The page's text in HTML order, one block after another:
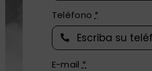
Teléfono *
E-mail *